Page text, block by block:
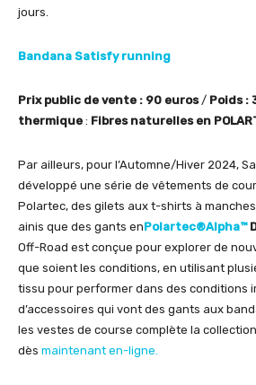
jours.
Bandana Satisfy running
Prix public de vente : 90 euros/ Poids :
thermique : Fibres naturelles en
Par ailleurs, pour l’Automne/Hiver 2024,
développé une série de vêtements de
Polartec, des gilets aux t-shirts à
ainis que des gants enPolartec®Alpha™
Off-Road est conçue pour explorer de
que soient les conditions, en utilisant
tissu pour performer dans des conditions
d’accessoires qui vont des gants aux
les vestes de course complète la
dès maintenant en-ligne.